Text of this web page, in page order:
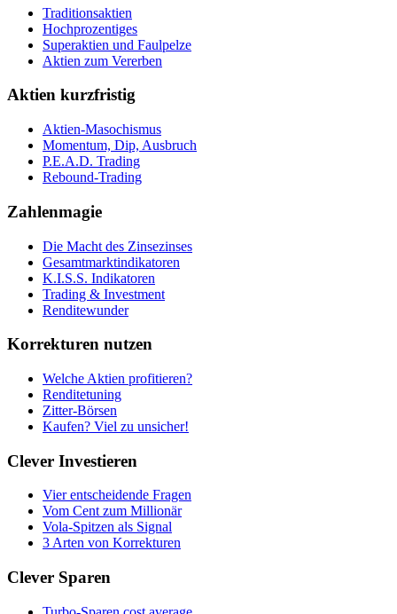
Traditionsaktien
Hochprozentiges
Superaktien und Faulpelze
Aktien zum Vererben
Aktien kurzfristig
Aktien-Masochismus
Momentum, Dip, Ausbruch
P.E.A.D. Trading
Rebound-Trading
Zahlenmagie
Die Macht des Zinsezinses
Gesamtmarktindikatoren
K.I.S.S. Indikatoren
Trading & Investment
Renditewunder
Korrekturen nutzen
Welche Aktien profitieren?
Renditetuning
Zitter-Börsen
Kaufen? Viel zu unsicher!
Clever Investieren
Vier entscheidende Fragen
Vom Cent zum Millionär
Vola-Spitzen als Signal
3 Arten von Korrekturen
Clever Sparen